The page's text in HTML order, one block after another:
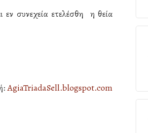
συνεχεία ετελέσθη η θεία
AgiaTriadaSell.blogspot.com